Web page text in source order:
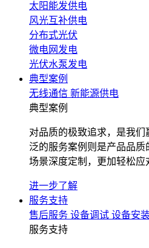
太阳能发供电
风光互补供电
分布式光伏
微电网发电
光伏水泵发电
典型案例
无线通信 新能源供电
典型案例
对品质的极致追求，是我
泛的服务案例则是产品品
场景深度定制，更加轻松应
进一步了解
服务支持
售后服务 设备调试 设备安
服务支持